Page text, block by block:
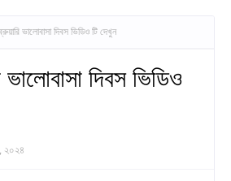
ভালোবাসা দিবস ভিডিও টি দেখুন
দিবস ভিডিও
২০২৪